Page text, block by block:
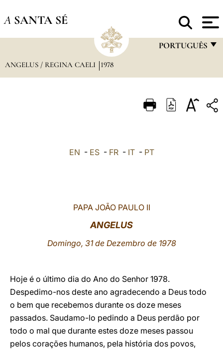
A SANTA SÉ
PORTUGUÊS
ITALIANO
LATINE
ANGELUS / REGINA CAELI 1978
EN - ES- FR- IT- PT
PAPA JOÃO PAULO II
ANGELUS
Domingo, 31 de Dezembro de 1978
Hoje é o último dia do Ano do Senhor 1978.
Despedimo-nos deste ano agradecendo a Deus todo
o bem que recebemos durante os doze meses
passados. Saudamo-lo pedindo a Deus perdão por
todo o mal que durante estes doze meses passou
pelos corações humanos, pela história dos povos,